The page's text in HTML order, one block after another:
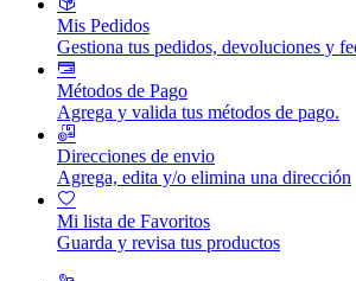
Mis Pedidos
Gestiona tus pedidos, devoluciones y
Métodos de Pago
Agrega y valida tus métodos de pago.
Direcciones de envio
Agrega, edita y/o elimina una dirección
Mi lista de Favoritos
Guarda y revisa tus productos